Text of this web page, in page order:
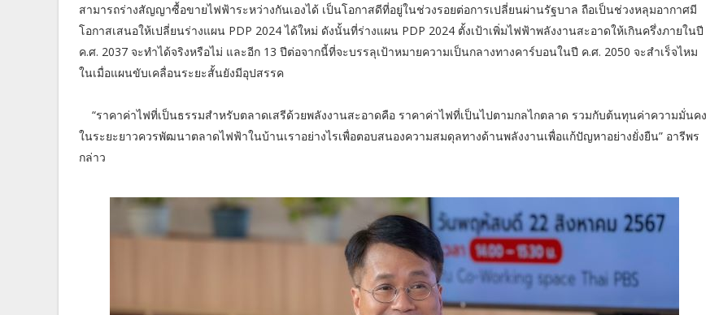
สามารถร่างสัญญาซื้อขายไฟฟ้าระหว่างกันเองได้ เป็นโอกาสดีที่อยู่ในช่วงรอยต่อการเปลี่ยนผ่านรัฐบาล ถือเป็นช่วงหลุมอากาศมี
โอกาสเสนอให้เปลี่ยนร่างแผน PDP 2024 ได้ใหม่ ดังนั้นที่ร่างแผน PDP 2024 ตั้งเป้าเพิ่มไฟฟ้าพลังงานสะอาดให้เกินครึ่งภายในปี
ค.ศ. 2037 จะทำได้จริงหรือไม่ และอีก 13 ปีต่อจากนี้ที่จะบรรลุเป้าหมายความเป็นกลางทางคาร์บอนในปี ค.ศ. 2050 จะสำเร็จไหม
ในเมื่อแผนขับเคลื่อนระยะสั้นยังมีอุปสรรค
“ราคาค่าไฟที่เป็นธรรมสำหรับตลาดเสรีด้วยพลังงานสะอาดคือ ราคาค่าไฟที่เป็นไปตามกลไกตลาด รวมกับต้นทุนค่าความมั่นคง
ในระยะยาวควรพัฒนาตลาดไฟฟ้าในบ้านเราอย่างไรเพื่อตอบสนองความสมดุลทางด้านพลังงานเพื่อแก้ปัญหาอย่างยั่งยืน” อารีพร
กล่าว